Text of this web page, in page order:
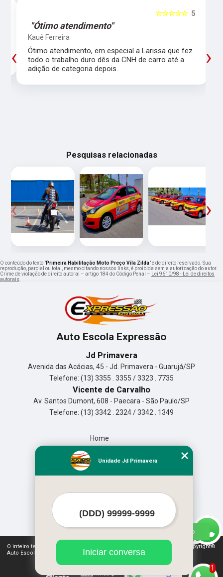
5
☆☆☆☆☆
"Ótimo atendimento"
Kauê Ferreira
Ótimo atendimento, em especial a Larissa que fez
todo o trabalho duro dês da CNH de carro até a
adição de categoria depois.
‹ ›
Pesquisas relacionadas
‹ ›
O conteúdo do texto "Primeira Habilitação Moto Preço Vila Zilda" é de direito reservado. Sua
reprodução, parcial ou total, mesmo citando nossos links, é proibida sem a autorização do autor.
Crime de violação de direito autoral – artigo 184 do Código Penal – Lei 9610/98 - Lei de direitos
autorais.
Auto Escola Expressão
Jd Primavera
Avenida das Acácias, 45 - Jd. Primavera - Guarujá/SP
Telefone: (13) 3355 . 3355 / 3323 . 7735
Vicente de Carvalho
Av. Santos Dumont, 608 - Paecara - São Paulo/SP
Telefone: (13) 3342 . 2324 / 3342 . 1349
Home
Missão
Mapa do site
O inteiro teor deste site está sujeito à proteção de direitos autorais. Copyright©
Auto Escola Expressão (Lei 9610 de 19/02/1998)
1
Unidade Jd Primavera
Iniciar conversa